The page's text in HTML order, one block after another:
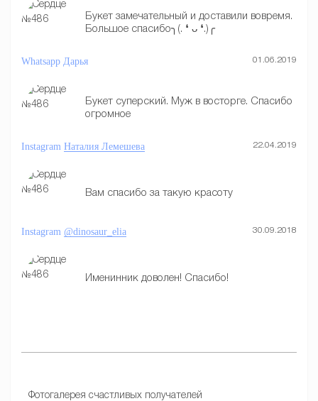
Букет замечательный и доставили вовремя.
Большое спасибо╮(. ❛ ᴗ ❛.)╭
Whatsapp Дарья 01.06.2019
Букет суперский. Муж в восторге. Спасибо
огромное
Instagram Наталия Лемешева 22.04.2019
Вам спасибо за такую красоту
Instagram @dinosaur_elia 30.09.2018
Именинник доволен! Спасибо!
Фотогалерея счастливых получателей